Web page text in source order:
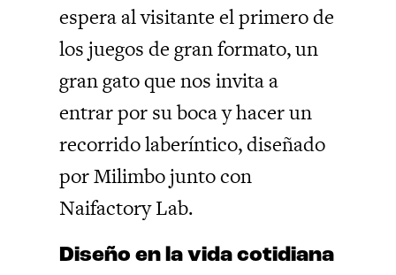
espera al visitante el primero de
los juegos de gran formato, un
gran gato que nos invita a
entrar por su boca y hacer un
recorrido laberíntico, diseñado
por Milimbo junto con
Naifactory Lab.
Diseño en la vida cotidiana